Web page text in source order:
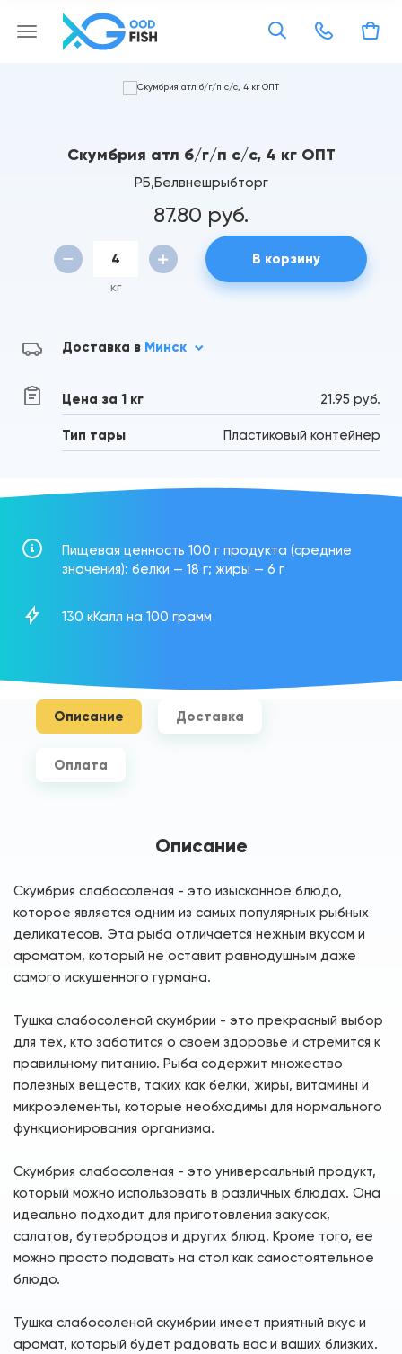
Скумбрия атл б/г/п с/с, 4 кг ОПТ
РБ,Белвнешрыбторг
87.80 руб.
кг
В корзину
Доставка в Минск
Цена за 1 кг 21.95 руб.
Тип тары Пластиковый контейнер
Пищевая ценность 100 г продукта (средние
значения): белки — 18 г; жиры — 6 г
130 кКалл на 100 грамм
Описание Доставка
Оплата
Описание
Скумбрия слабосоленая - это изысканное блюдо,
которое является одним из самых популярных рыбных
деликатесов. Эта рыба отличается нежным вкусом и
ароматом, который не оставит равнодушным даже
самого искушенного гурмана.
Тушка слабосоленой скумбрии - это прекрасный выбор
для тех, кто заботится о своем здоровье и стремится к
правильному питанию. Рыба содержит множество
полезных веществ, таких как белки, жиры, витамины и
микроэлементы, которые необходимы для нормального
функционирования организма.
Скумбрия слабосоленая - это универсальный продукт,
который можно использовать в различных блюдах. Она
идеально подходит для приготовления закусок,
салатов, бутербродов и других блюд. Кроме того, ее
можно просто подавать на стол как самостоятельное
блюдо.
Тушка слабосоленой скумбрии имеет приятный вкус и
аромат, который будет радовать вас и ваших близких.